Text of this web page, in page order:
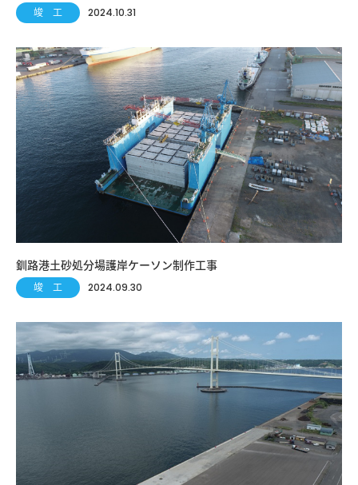
竣 工 2024.10.31
釧路港土砂処分場護岸ケーソン制作工事
竣 工 2024.09.30